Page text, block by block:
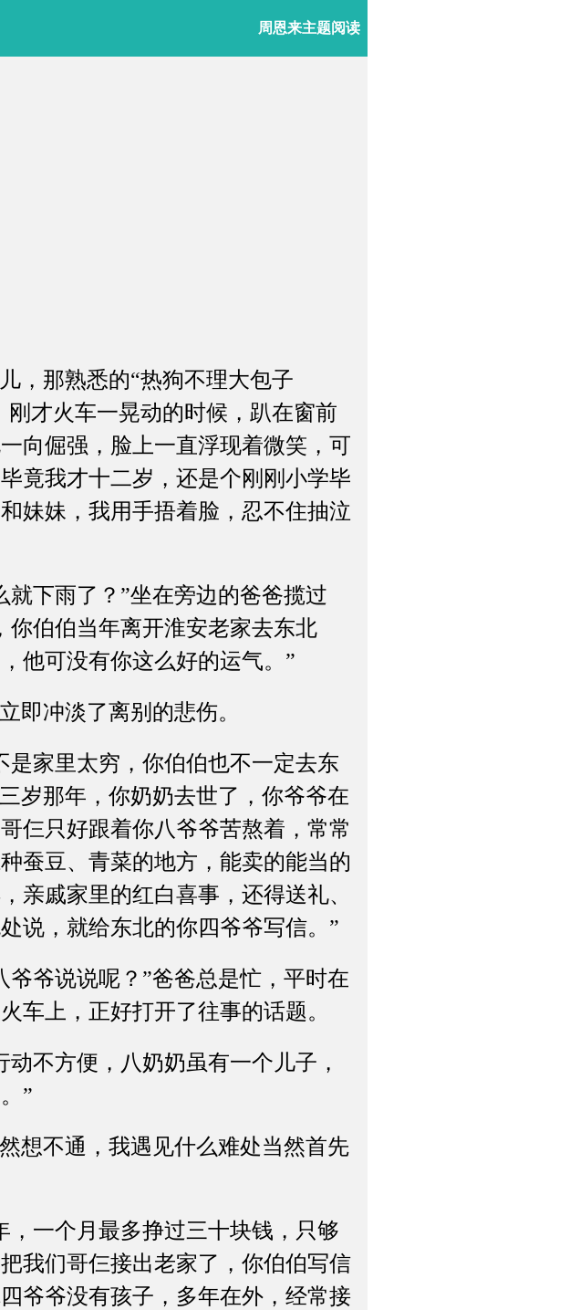
周恩来主题阅读
那熟悉的“热狗不理大包子
刚才火车一晃动的时候，趴在窗前
向倔强，脸上一直浮现着微笑，可
竟我才十二岁，还是个刚刚小学毕
妹妹，我用手捂着脸，忍不住抽泣
下雨了？”坐在旁边的爸爸揽过
你伯伯当年离开淮安老家去东北
他可没有你这么好的运气。”
冲淡了离别的悲伤。
家里太穷，你伯伯也不一定去东
岁那年，你奶奶去世了，你爷爷在
仨只好跟着你八爷爷苦熬着，常常
蚕豆、青菜的地方，能卖的能当的
亲戚家里的红白喜事，还得送礼、
说，就给东北的你四爷爷写信。”
爷说说呢？”爸爸总是忙，平时在
车上，正好打开了往事的话题。
不方便，八奶奶虽有一个儿子，
”
不通，我遇见什么难处当然首先
一个月最多挣过三十块钱，只够
我们哥仨接出老家了，你伯伯写信
爷爷没有孩子，多年在外，经常接